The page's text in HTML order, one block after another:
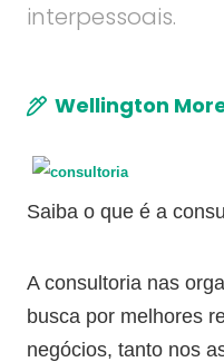
interpessoais.
Wellington
Saiba o que é a
A consultoria nas
busca por melhores
negócios, tanto nos